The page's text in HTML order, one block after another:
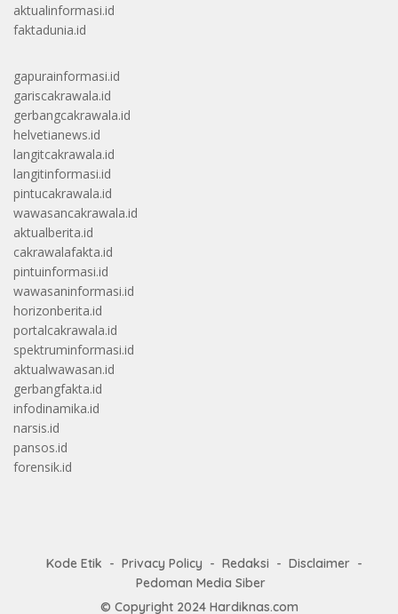
aktualinformasi.id
faktadunia.id
gapurainformasi.id
gariscakrawala.id
gerbangcakrawala.id
helvetianews.id
langitcakrawala.id
langitinformasi.id
pintucakrawala.id
wawasancakrawala.id
aktualberita.id
cakrawalafakta.id
pintuinformasi.id
wawasaninformasi.id
horizonberita.id
portalcakrawala.id
spektruminformasi.id
aktualwawasan.id
gerbangfakta.id
infodinamika.id
narsis.id
pansos.id
forensik.id
Kode Etik Privacy Policy Redaksi
Disclaimer
Pedoman Media Siber
© Copyright 2024 Hardiknas.com